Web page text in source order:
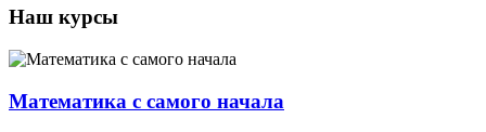
Наш курсы
Математика с самого начала